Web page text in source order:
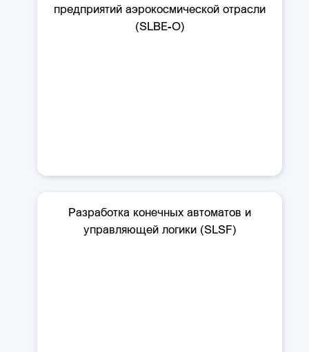
предприятий аэрокосмической отрасли
(SLBE-O)
Разработка конечных автоматов и
управляющей логики (SLSF)